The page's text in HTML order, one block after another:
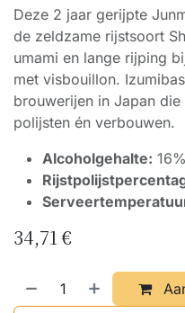
Deze 2 jaar gerijpte
de zeldzame rijstsoort
umami en lange rijping
met visbouillon.
brouwerijen in Japan
polijsten én verbouwen.
Alcoholgehalte: 16%
34,71€